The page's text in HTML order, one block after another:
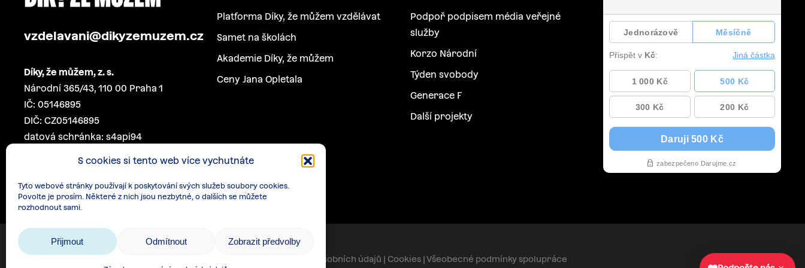
S cookies si tento web více vychutnáte
Tyto webové stránky používají k poskytování svých služeb soubory cookies.
Povolte je prosím. Některé z nich jsou nezbytné, o dalších se můžete
rozhodnout sami.
Přijmout Odmítnout Zobrazit předvolby
vzdelavani@dikyzemuzem.cz
Díky, že můžem, z. s.
Národní 365/43, 110 00 Praha 1
IČ: 05146895
DIČ: CZ05146895
datová schránka: s4api94
Platforma Díky, že můžem vzdělávat
Samet na školách
Akademie Díky, že můžem
Ceny Jana Opletala
Podpoř podpisem média veřejné
služby
Korzo Národní
Týden svobody
Generace F
Další projekty
Zásady zpracování osobních údajů |Cookies |Všeobecné podmínky spolupráce